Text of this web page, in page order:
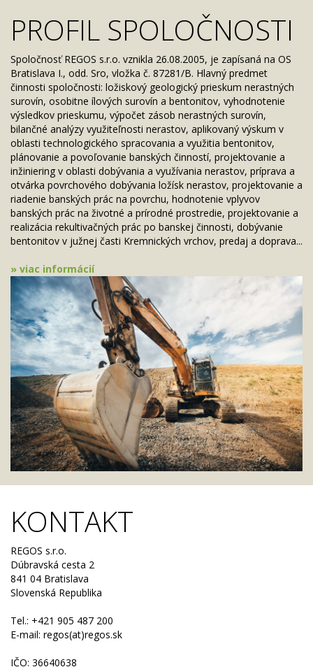
PROFIL SPOLOČNOSTI
Spoločnosť REGOS s.r.o. vznikla 26.08.2005, je zapísaná na OS
Bratislava I., odd. Sro, vložka č. 87281/B. Hlavný predmet
činnosti spoločnosti: ložiskový geologický prieskum nerastných
surovín, osobitne ílových surovín a bentonitov, vyhodnotenie
výsledkov prieskumu, výpočet zásob nerastných surovín,
bilančné analýzy využiteľnosti nerastov, aplikovaný výskum v
oblasti technologického spracovania a využitia bentonitov,
plánovanie a povoľovanie banských činností, projektovanie a
inžiniering v oblasti dobývania a využívania nerastov, príprava a
otvárka povrchového dobývania ložísk nerastov, projektovanie a
riadenie banských prác na povrchu, hodnotenie vplyvov
banských prác na životné a prírodné prostredie, projektovanie a
realizácia rekultivačných prác po banskej činnosti, dobývanie
bentonitov v južnej časti Kremnických vrchov, predaj a doprava...
» viac informácií
KONTAKT
REGOS s.r.o.
Dúbravská cesta 2
841 04 Bratislava
Slovenská Republika
Tel.: +421 905 487 200
E-mail: regos(at)regos.sk
IČO: 36640638